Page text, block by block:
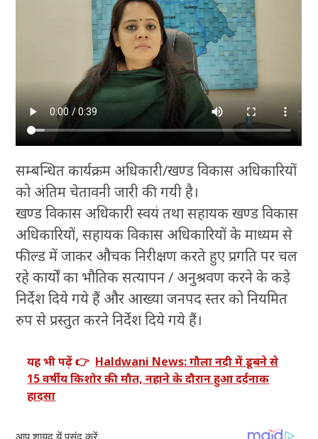
सम्बन्धित कार्यक्रम अधिकारी/खण्ड विकास अधिकारियों
को अंतिम चेतावनी जारी की गयी है।
खण्ड विकास अधिकारी स्वयं तथा सहायक खण्ड विकास
अधिकारियों, सहायक विकास अधिकारियों के माध्यम से
फील्ड में जाकर औचक निरीक्षण करते हुए प्रगति पर चल
रहे कार्यों का भौतिक सत्यापन / अनुश्रवण करने के कड़े
निर्देश दिये गये हैं और आख्या जनपद स्तर को नियमित
रुप से प्रस्तुत करने निर्देश दिये गये हैं।
यह भी पढ़ें 👉 Haldwani News: गौला नदी में डूबने से
15 वर्षीय किशोर की मौत, नहाने के दौरान हुआ दर्दनाक
हादसा